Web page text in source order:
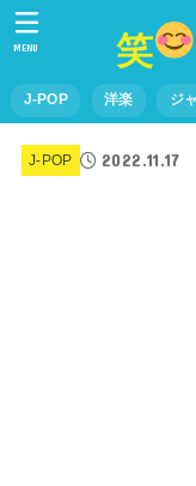
笑
J-POP 洋楽 ジ
MENU
J-POP 2022.11.17